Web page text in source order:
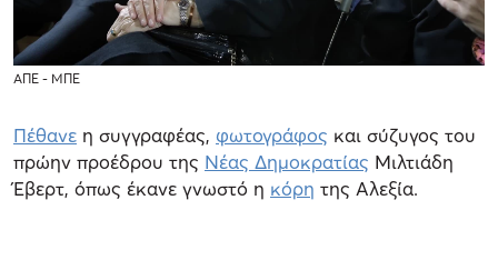
ΑΠΕ - ΜΠΕ
Πέθανε η συγγραφέας, φωτογράφος και σύζυγος του
πρώην προέδρου της Νέας Δημοκρατίας Μιλτιάδη
Έβερτ, όπως έκανε γνωστό η κόρη της Αλεξία.